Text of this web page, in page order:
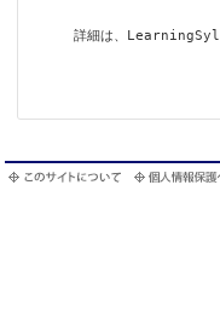
詳細は、